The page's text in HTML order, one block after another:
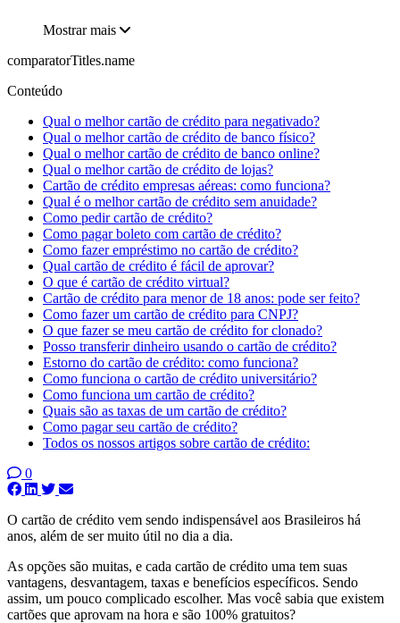
Mostrar mais
comparatorTitles.name
Conteúdo
Qual o melhor cartão de crédito para negativado?
Qual o melhor cartão de crédito de banco físico?
Qual o melhor cartão de crédito de banco online?
Qual o melhor cartão de crédito de lojas?
Cartão de crédito empresas aéreas: como funciona?
Qual é o melhor cartão de crédito sem anuidade?
Como pedir cartão de crédito?
Como pagar boleto com cartão de crédito?
Como fazer empréstimo no cartão de crédito?
Qual cartão de crédito é fácil de aprovar?
O que é cartão de crédito virtual?
Cartão de crédito para menor de 18 anos: pode ser feito?
Como fazer um cartão de crédito para CNPJ?
O que fazer se meu cartão de crédito for clonado?
Posso transferir dinheiro usando o cartão de crédito?
Estorno do cartão de crédito: como funciona?
Como funciona o cartão de crédito universitário?
Como funciona um cartão de crédito?
Quais são as taxas de um cartão de crédito?
Como pagar seu cartão de crédito?
Todos os nossos artigos sobre cartão de crédito:
0
O cartão de crédito vem sendo indispensável aos Brasileiros há
anos, além de ser muito útil no dia a dia.
As opções são muitas, e cada cartão de crédito uma tem suas
vantagens, desvantagem, taxas e benefícios específicos. Sendo
assim, um pouco complicado escolher. Mas você sabia que existem
cartões que aprovam na hora e são 100% gratuitos?